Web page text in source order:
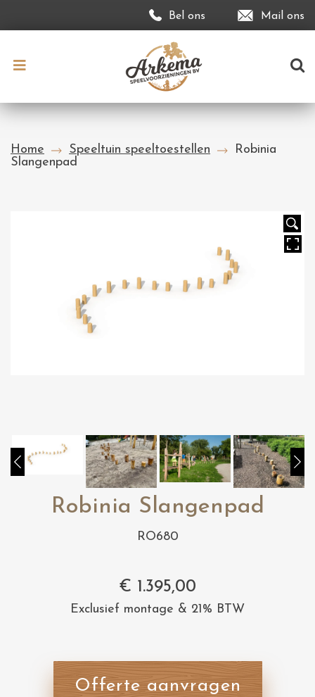
Bel ons Mail ons
Home Speeltuin speeltoestellen
Robinia
Slangenpad
Robinia Slangenpad
RO680
€ 1.395,00
Exclusief montage & 21% BTW
Offerte aanvragen